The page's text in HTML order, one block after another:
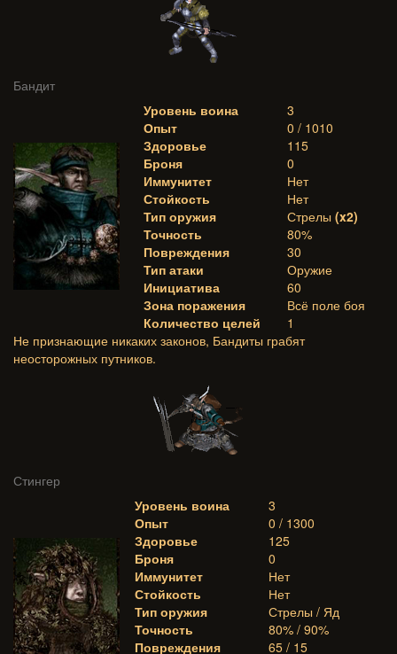
Бандит
Уровень воина
3
Опыт
0 / 1010
Здоровье
115
Броня
0
Иммунитет
Нет
Стойкость
Нет
Тип оружия
Стрелы (x2)
Точность
80%
Повреждения
30
Тип атаки
Оружие
Инициатива
60
Зона поражения
Всё поле боя
Количество целей
1
Не признающие никаких законов, Бандиты грабят
неосторожных путников.
Стингер
Уровень воина
3
Опыт
0 / 1300
Здоровье
125
Броня
0
Иммунитет
Нет
Стойкость
Нет
Тип оружия
Стрелы / Яд
Точность
80% / 90%
Повреждения
65 / 15